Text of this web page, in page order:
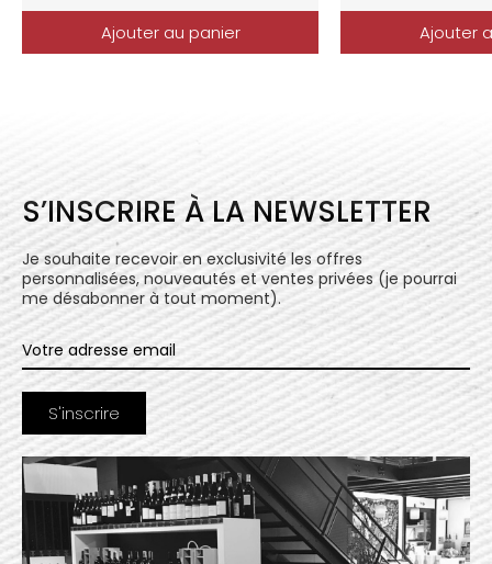
Ajouter au panier Ajouter
S’INSCRIRE À LA NEWSLETTER
Je souhaite recevoir en exclusivité les offres
personnalisées, nouveautés et ventes privées (je pourrai
me désabonner à tout moment).